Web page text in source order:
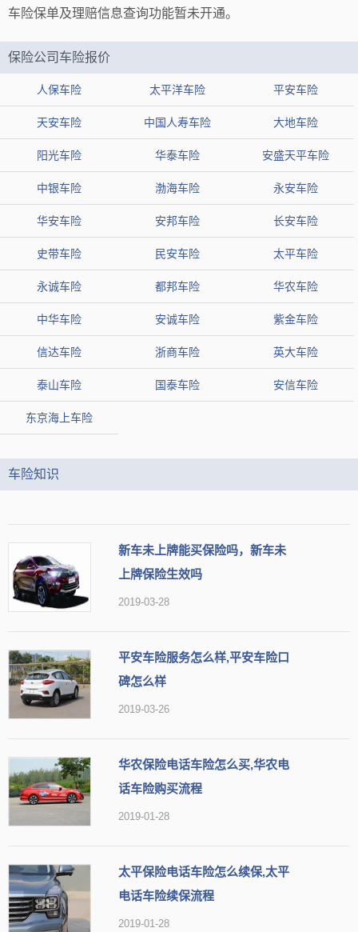
车险保单及理赔信息查询功能暂未开通。
保险公司车险报价
人保车险 太平洋车险 平安车险
天安车险 中国人寿车险 大地车险
阳光车险 华泰车险 安盛天平车险
中银车险 渤海车险 永安车险
华安车险 安邦车险 长安车险
史带车险 民安车险 太平车险
永诚车险 都邦车险 华农车险
中华车险 安诚车险 紫金车险
信达车险 浙商车险 英大车险
泰山车险 国泰车险 安信车险
东京海上车险
车险知识
新车未上牌能买保险吗，新车未
上牌保险生效吗
2019-03-28
平安车险服务怎么样,平安车险口
碑怎么样
2019-03-26
华农保险电话车险怎么买,华农电
话车险购买流程
2019-01-28
太平保险电话车险怎么续保,太平
电话车险续保流程
2019-01-28